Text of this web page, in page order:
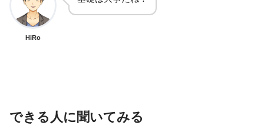
HiRo
できる人に聞いてみる